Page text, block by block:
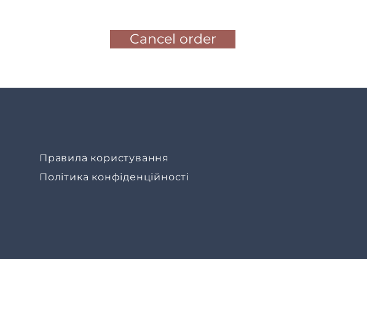
Cancel order
Правила користування
Політика конфіденційності